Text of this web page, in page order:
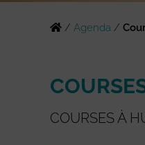
/ Agenda /
COURSES À